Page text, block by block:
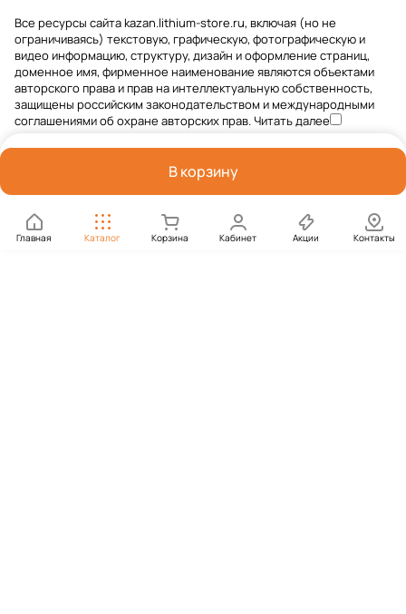
В корзину
Главная Каталог Корзина Кабинет Акции Контакты
Все ресурсы сайта kazan.lithium-store.ru, включая (но не
ограничиваясь) текстовую, графическую, фотографическую и
видео информацию, структуру, дизайн и оформление страниц,
доменное имя, фирменное наименование являются объектами
авторского права и прав на интеллектуальную собственность,
защищены российским законодательством и международными
соглашениями об охране авторских прав.Читать далее